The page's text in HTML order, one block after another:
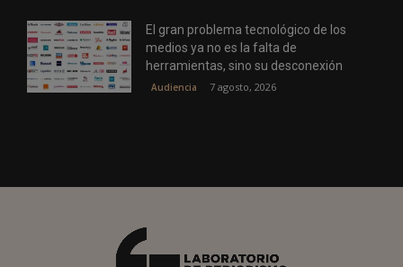
El gran problema tecnológico de los
medios ya no es la falta de
herramientas, sino su desconexión
Audiencia 7 agosto, 2026